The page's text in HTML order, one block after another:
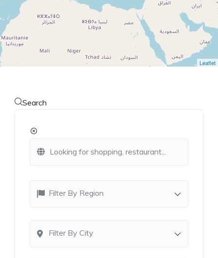
Leaflet
Search
Filter By Region
Filter By City